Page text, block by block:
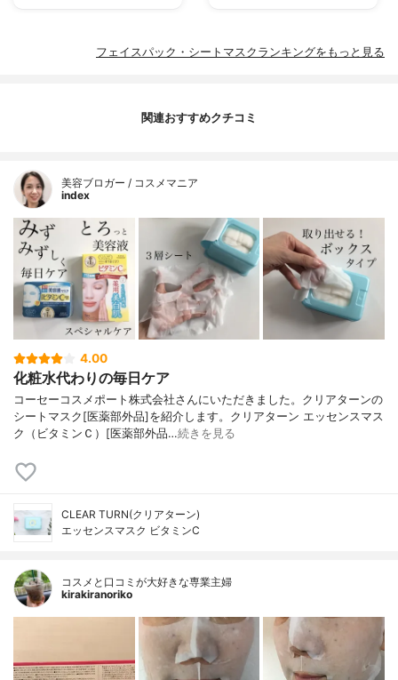
フェイスパック・シートマスクランキングをもっと見る
関連おすすめクチコミ
美容ブロガー / コスメマニア
index
4.00
化粧水代わりの毎日ケア
コーセーコスメポート株式会社さんにいただきました。クリアターンの
シートマスク[医薬部外品]を紹介します。クリアターン エッセンスマス
ク（ビタミンＣ）[医薬部外品…続きを見る
CLEAR TURN(クリアターン)
エッセンスマスク ビタミンC
コスメと口コミが大好きな専業主婦
kirakiranoriko